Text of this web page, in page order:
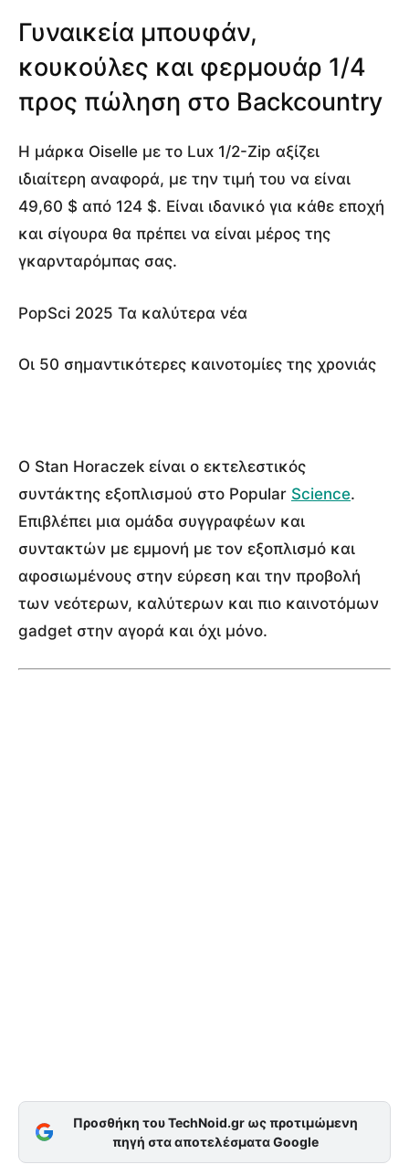
Γυναικεία μπουφάν,
κουκούλες και φερμουάρ 1/4
προς πώληση στο Backcountry
Η μάρκα Oiselle με το Lux 1/2-Zip αξίζει
ιδιαίτερη αναφορά, με την τιμή του να είναι
49,60 $ από 124 $. Είναι ιδανικό για κάθε εποχή
και σίγουρα θα πρέπει να είναι μέρος της
γκαρνταρόμπας σας.
PopSci 2025 Τα καλύτερα νέα
Οι 50 σημαντικότερες καινοτομίες της χρονιάς
Ο Stan Horaczek είναι ο εκτελεστικός
συντάκτης εξοπλισμού στο Popular Science.
Επιβλέπει μια ομάδα συγγραφέων και
συντακτών με εμμονή με τον εξοπλισμό και
αφοσιωμένους στην εύρεση και την προβολή
των νεότερων, καλύτερων και πιο καινοτόμων
gadget στην αγορά και όχι μόνο.
Προσθήκη του TechNoid.gr ως προτιμώμενη
πηγή στα αποτελέσματα Google